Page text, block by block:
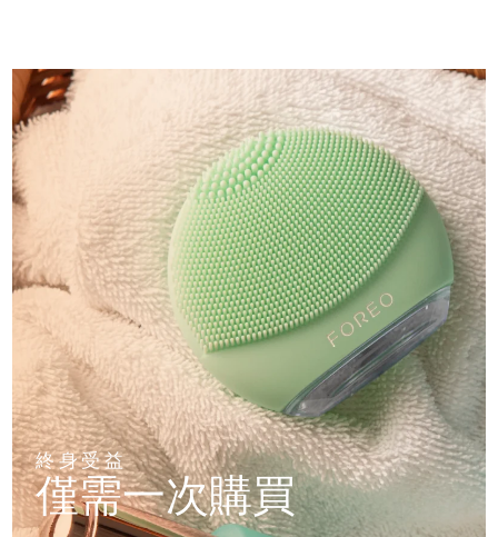
終身受益
僅需一次購買